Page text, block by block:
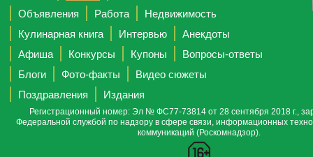
Объявления
Работа
Недвижимость
Кулинарная книга
Интервью
Анекдоты
Афиша
Конкурсы Купоны
Вопросы-ответы
Блоги
Фото-факты
Видео сюжеты
Поздравления
Издания
Регистрационный номер: Эл № ФС77-73814 от 28 сентября 2018 г.,
Федеральной службой по надзору в сфере связи, информационных
коммуникаций (Роскомнадзор).